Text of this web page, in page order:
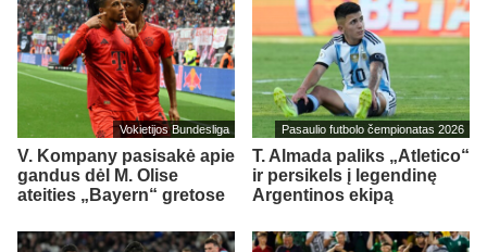
Vokietijos Bundesliga
V. Kompany pasisakė apie
gandus dėl M. Olise
ateities „Bayern“ gretose
Pasaulio futbolo čempionatas 2026
T. Almada paliks „Atletico“
ir persikels į legendinę
Argentinos ekipą